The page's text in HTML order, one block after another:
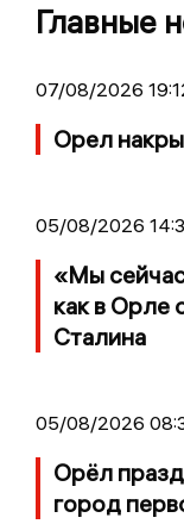
Главные
07/08/2026
Орел
05/08/2026
«Мы
как в Орле
Сталина
05/08/2026
Орёл
город